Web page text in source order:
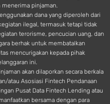
menerima pinjaman.
dana yang diperoleh dari
ilegal, termasuk tetapi tidak
terorisme, pencucian uang, dan
berhak untuk membatalkan
mencurigakan kepada pihak
ini.
akan dilaporkan secara berkala
atau Asosiasi Fintech Pendanaan
Pusat Data Fintech Lending atau
bersama dengan para